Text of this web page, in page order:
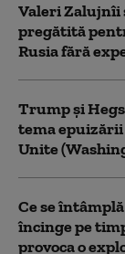
Valeri Zalujnîi
pregătită
Rusia fără
Trump şi
tema
Unite
Ce se
încinge pe
provoca o